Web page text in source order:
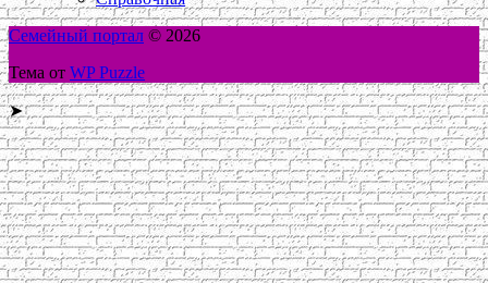
Семейный портал © 2026
Тема от WP Puzzle
➤